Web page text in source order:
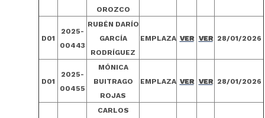
OROZCO
D01
2025-
00443
RUBÉN DARÍO
GARCÍA
RODRÍGUEZ
EMPLAZA VER VER 28/01/2026
D01
2025-
00455
MÓNICA
BUITRAGO
ROJAS
EMPLAZA VER VER 28/01/2026
CARLOS